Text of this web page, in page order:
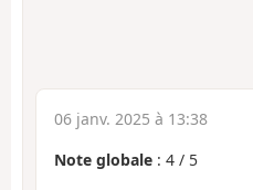
06 janv. 2025 à 13:38
Note globale : 4 / 5